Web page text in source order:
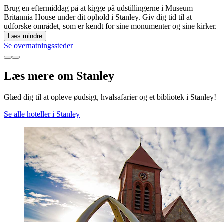
Brug en eftermiddag på at kigge på udstillingerne i Museum
Britannia House under dit ophold i Stanley. Giv dig tid til at
udforske området, som er kendt for sine monumenter og sine kirker.
Læs mindre
Se overnatningssteder
Læs mere om Stanley
Glæd dig til at opleve øudsigt, hvalsafarier og et bibliotek i Stanley!
Se alle hoteller i Stanley